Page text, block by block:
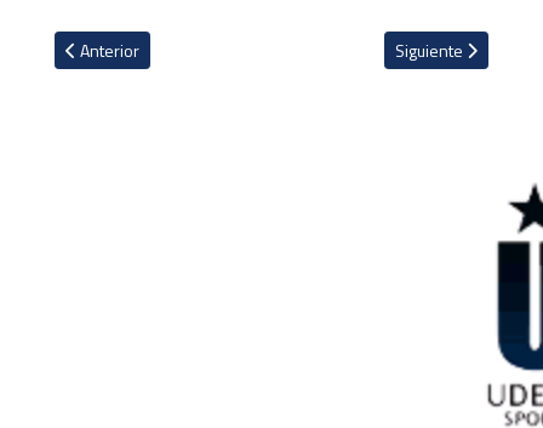
Artículo anterior: El peculiar olor que salió a relucir en el Gran
Anterior Artículo siguiente:
Siguiente